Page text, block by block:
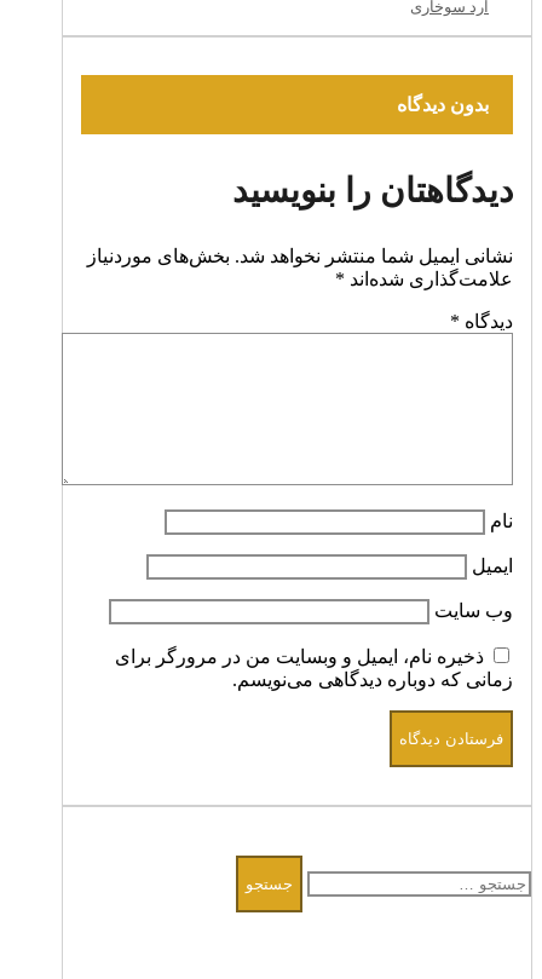
آرد سوخاری
بدون دیدگاه
دیدگاهتان را بنویسید
نشانی ایمیل شما منتشر نخواهد شد. بخش‌های موردنیاز
علامت‌گذاری شده‌اند *
دیدگاه *
نام
ایمیل
وب‌ سایت
ذخیره نام، ایمیل و وبسایت من در مرورگر برای
زمانی که دوباره دیدگاهی می‌نویسم.
برای: